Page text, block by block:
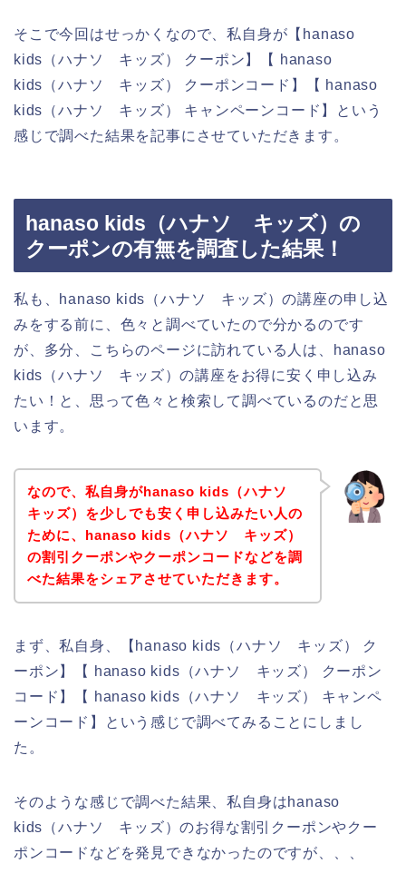
そこで今回はせっかくなので、私自身が【hanaso
kids（ハナソ キッズ） クーポン】【 hanaso
kids（ハナソ キッズ） クーポンコード】【 hanaso
kids（ハナソ キッズ） キャンペーンコード】という
感じで調べた結果を記事にさせていただきます。
hanaso kids（ハナソ キッズ）の
クーポンの有無を調査した結果！
私も、hanaso kids（ハナソ キッズ）の講座の申し込
みをする前に、色々と調べていたので分かるのです
が、多分、こちらのページに訪れている人は、hanaso
kids（ハナソ キッズ）の講座をお得に安く申し込み
たい！と、思って色々と検索して調べているのだと思
います。
なので、私自身がhanaso kids（ハナソ
キッズ）を少しでも安く申し込みたい人の
ために、hanaso kids（ハナソ キッズ）
の割引クーポンやクーポンコードなどを調
べた結果をシェアさせていただきます。
まず、私自身、【hanaso kids（ハナソ キッズ） ク
ーポン】【 hanaso kids（ハナソ キッズ） クーポン
コード】【 hanaso kids（ハナソ キッズ） キャンペ
ーンコード】という感じで調べてみることにしまし
た。
そのような感じで調べた結果、私自身はhanaso
kids（ハナソ キッズ）のお得な割引クーポンやクー
ポンコードなどを発見できなかったのですが、、、